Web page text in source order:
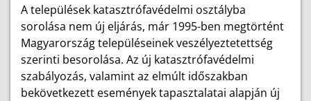
A települések katasztrófavédelmi osztályba
sorolása nem új eljárás, már 1995-ben megtörtént
Magyarország településeinek veszélyeztetettség
szerinti besorolása. Az új katasztrófavédelmi
szabályozás, valamint az elmúlt időszakban
bekövetkezett események tapasztalatai alapján új